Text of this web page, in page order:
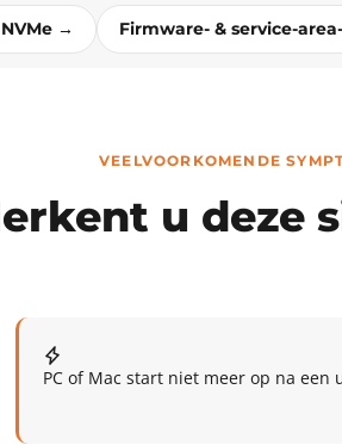
→ Firmware- & service-
VEELVOORKOMENDE
u deze
PC of Mac start niet meer op na een